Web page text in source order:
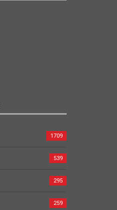
1709
539
295
259